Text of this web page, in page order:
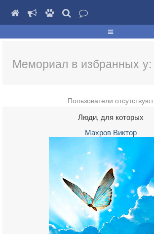
Мемориал в избранных у:
Пользователи отсутствуют
Люди, для которых
Махров Виктор